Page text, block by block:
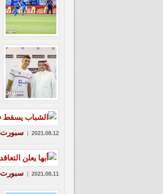
2021.08.12
| سبورت
2021.08.11
| سبورت